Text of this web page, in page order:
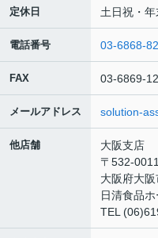
定休日 土日祝・
電話番号 03-6868-
FAX 03-6869-
メールアドレス solution-
他店舗
大阪支店
〒532-0011
大阪府大
日清食品
TEL